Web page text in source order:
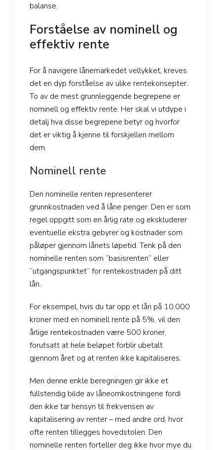
balanse.
Forståelse av nominell og
effektiv rente
For å navigere lånemarkedet vellykket, kreves
det en dyp forståelse av ulike rentekonsepter.
To av de mest grunnleggende begrepene er
nominell og effektiv rente. Her skal vi utdype i
detalj hva disse begrepene betyr og hvorfor
det er viktig å kjenne til forskjellen mellom
dem.
Nominell rente
Den nominelle renten representerer
grunnkostnaden ved å låne penger. Den er som
regel oppgitt som en årlig rate og ekskluderer
eventuelle ekstra gebyrer og kostnader som
påløper gjennom lånets løpetid. Tenk på den
nominelle renten som “basisrenten” eller
“utgangspunktet” for rentekostnaden på ditt
lån.
For eksempel, hvis du tar opp et lån på 10.000
kroner med en nominell rente på 5%, vil den
årlige rentekostnaden være 500 kroner,
forutsatt at hele beløpet forblir ubetalt
gjennom året og at renten ikke kapitaliseres.
Men denne enkle beregningen gir ikke et
fullstendig bilde av låneomkostningene fordi
den ikke tar hensyn til frekvensen av
kapitalisering av renter – med andre ord, hvor
ofte renten tillegges hovedstolen. Den
nominelle renten forteller deg ikke hvor mye du